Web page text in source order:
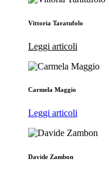
Vittoria Taratufolo
Leggi articoli
Carmela Maggio
Leggi articoli
Davide Zambon